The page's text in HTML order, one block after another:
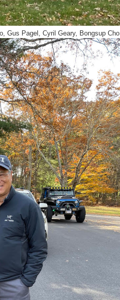
Gus Pagel, Cyril Geary, Bongsup Cho